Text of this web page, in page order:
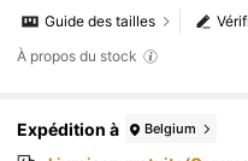
Guide des tailles
À propos du stock
Expédition à Belgium